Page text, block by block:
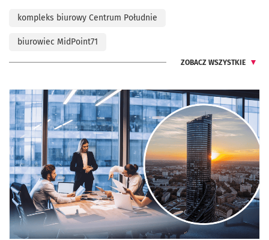
kompleks biurowy Centrum Południe
biurowiec MidPoint71
ZOBACZ WSZYSTKIE